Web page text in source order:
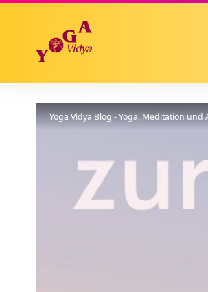
Yoga Vidya Blog - Yoga, Meditation und